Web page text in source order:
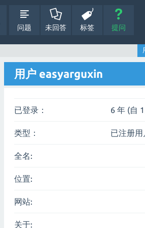
问题 未回答 标签 提问
用户 easyarguxin
已登录： 6 年 (自
类型： 已注册用
全名:
位置:
网站:
关于: